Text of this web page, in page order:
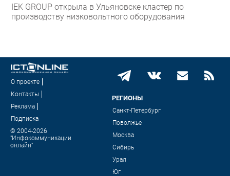
IEK GROUP открыла в Ульяновске кластер по
производству низковольтного оборудования
О проекте
Контакты
Реклама
Подписка
© 2004-2026
"Инфокоммуникации
онлайн"
РЕГИОНЫ
Санкт-Петербург
Поволжье
Москва
Сибирь
Урал
Юг